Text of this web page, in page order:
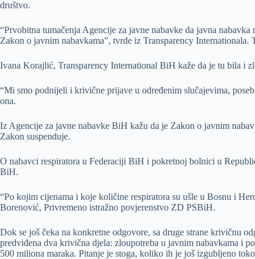
društvo.
“Prvobitna tumačenja Agencije za javne nabavke da javna
Zakon o javnim nabavkama”, tvrde iz Transparency
Ivana Korajlić, Transparency International BiH kaže da je tu bila i
“Mi smo podnijeli i krivične prijave u određenim slučajevima,
ona.
Iz Agencije za javne nabavke BiH kažu da je Zakon o javnim
Zakon suspenduje.
O nabavci respiratora u Federaciji BiH i pokretnoj bolnici u
BiH.
“Po kojim cijenama i koje količine respiratora su ušle u Bosnu i
Borenović, Privremeno istražno povjerenstvo ZD PSBiH.
Dok se još čeka na konkretne odgovore, sa druge strane krivičnu
predviđena dva krivična djela: zloupotreba u javnim nabavkama i
500 miliona maraka. Pitanje je stoga, koliko ih je još izgubljeno